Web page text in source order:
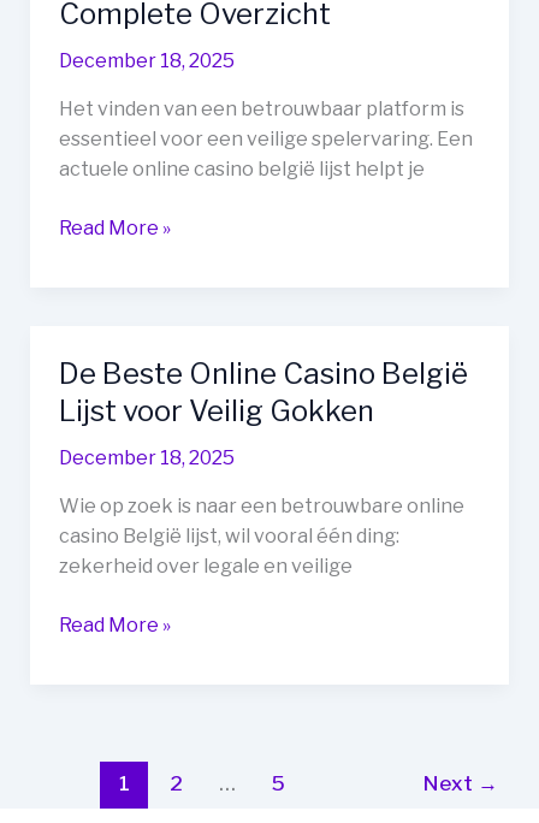
naar
en
Vrijheid
Complete Overzicht
December 18, 2025
Het vinden van een betrouwbaar platform is
essentieel voor een veilige spelervaring. Een
actuele online casino belgië lijst helpt je
Online
Complete
Overzicht
Read More »
De Beste Online Casino België
Lijst voor Veilig Gokken
December 18, 2025
Wie op zoek is naar een betrouwbare online
casino België lijst, wil vooral één ding:
zekerheid over legale en veilige
De
voor
Read More »
1 2 … 5 Next →